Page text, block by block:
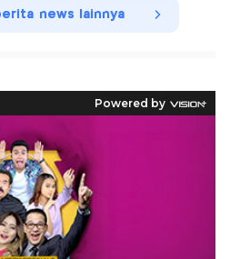
news lainnya